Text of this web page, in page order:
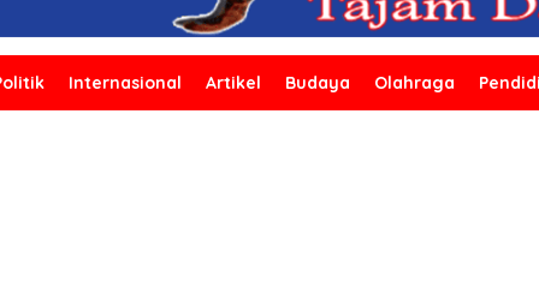
Internasional Artikel Budaya Olahraga